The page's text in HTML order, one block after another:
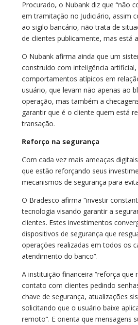
Procurado, o Nubank diz que “não
em tramitação no Judiciário, assim
ao sigilo bancário, não trata de
de clientes publicamente, mas está
O Nubank afirma ainda que um
construído com inteligência artificial,
comportamentos atípicos em
usuário, que levam não apenas ao
operação, mas também a
garantir que é o cliente quem está
transação.
Reforço na segurança
Com cada vez mais ameaças
que estão reforçando seus
mecanismos de segurança para
O Bradesco afirma “investir
tecnologia visando garantir a
clientes. Estes investimentos
dispositivos de segurança que
operações realizadas em todos os
atendimento do banco”.
A instituição financeira “reforça que
contato com clientes pedindo
chave de segurança, atualizações
solicitando que o usuário baixe
remoto”. E orienta que mensagens